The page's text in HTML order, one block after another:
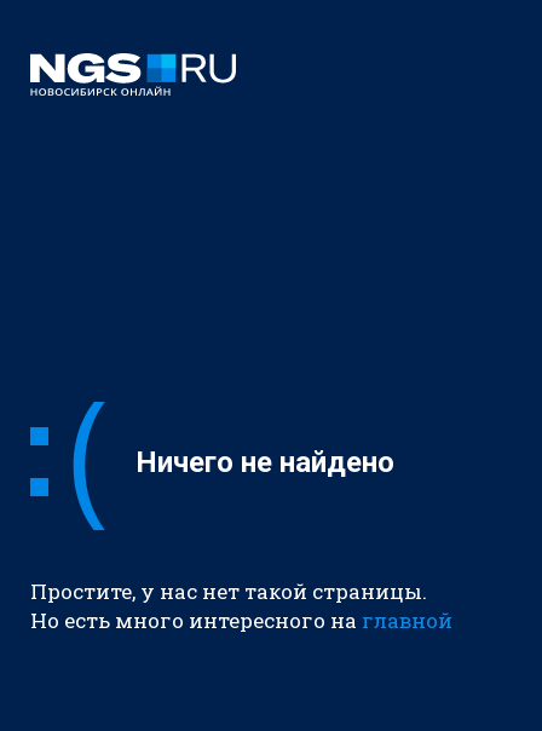
Ничего не найдено
Простите, у нас нет такой страницы.
Но есть много интересного на главной